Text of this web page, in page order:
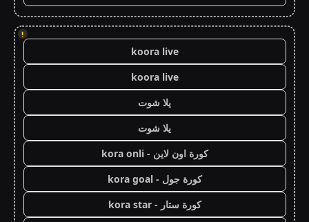
!
koora live
koora live
يلا شوت
يلا شوت
كورة اون لاين - kora onli
كورة جول - kora goal
كورة ستار - kora star